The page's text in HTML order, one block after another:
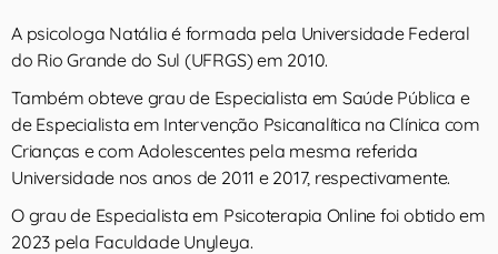
A psicologa Natália é formada pela Universidade Federal
do Rio Grande do Sul (UFRGS) em 2010.
Também obteve grau de Especialista em Saúde Pública e
de Especialista em Intervenção Psicanalítica na Clínica com
Crianças e com Adolescentes pela mesma referida
Universidade nos anos de 2011 e 2017, respectivamente.
O grau de Especialista em Psicoterapia Online foi obtido em
2023 pela Faculdade Unyleya.